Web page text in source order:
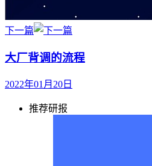
下一篇
大厂背调的流程
2022年01月20日
推荐研报